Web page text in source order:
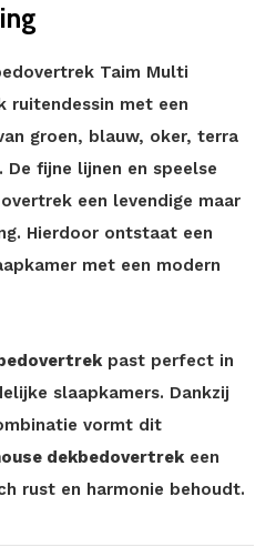
Taim Multi
ruitendessin met een
groen, blauw, oker, terra
fijne lijnen en speelse
een levendige maar
Hierdoor ontstaat een
met een modern
past perfect in
slaapkamers. Dankzij
vormt dit
dekbedovertrekeen
rust en harmonie behoudt.